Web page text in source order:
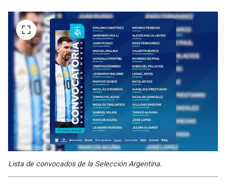
Lista de convocados de la Selección Argentina.